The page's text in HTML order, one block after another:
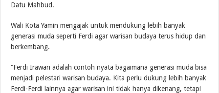
Datu Mahbud.
Wali Kota Yamin mengajak untuk mendukung lebih banyak
generasi muda seperti Ferdi agar warisan budaya terus hidup dan
berkembang.
“Ferdi Irawan adalah contoh nyata bagaimana generasi muda bisa
menjadi pelestari warisan budaya. Kita perlu dukung lebih banyak
Ferdi-Ferdi lainnya agar warisan ini tidak hanya dikenang, tetapi